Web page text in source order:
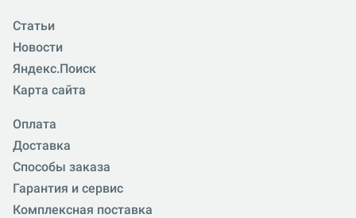
Статьи
Новости
Яндекс.Поиск
Карта сайта
Оплата
Доставка
Способы заказа
Гарантия и сервис
Комплексная поставка